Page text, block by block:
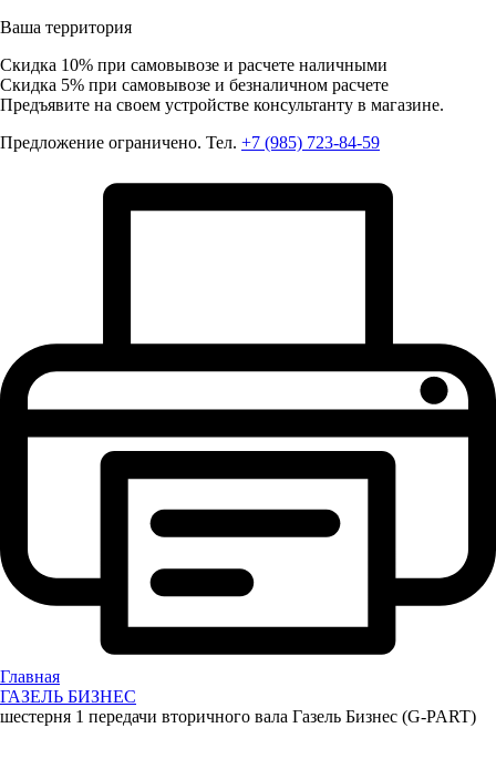
Ваша территория
Скидка 10% при самовывозе и расчете наличными
Скидка 5% при самовывозе и безналичном расчете
Предъявите на своем устройстве консультанту в магазине.
Предложение ограничено. Тел. +7 (985) 723-84-59
Главная
ГАЗЕЛЬ БИЗНЕС
шестерня 1 передачи вторичного вала Газель Бизнес (G-PART)